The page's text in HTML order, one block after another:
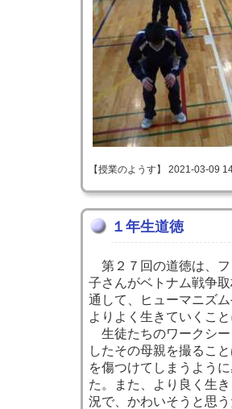
【授業のようす】 2021-03-09
１年生道徳
第２７回の道徳は、フ
子さんがベトナム戦争
通して、ヒューマニズ
よりよく生きていくこ
生徒たちのワークシー
したその母親を撮るこ
を傷つけてしまうよう
た。また、より良く生
況で、かわいそうと思